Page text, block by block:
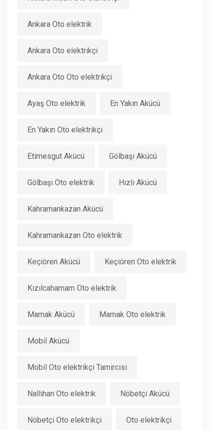
Ankara Oto elektrik
Ankara Oto elektrikçi
Ankara Oto Oto elektrikçi
Ayaş Oto elektrik En Yakın Akücü
En Yakın Oto elektrikçi
Etimesgut Akücü Gölbaşı Akücü
Gölbaşı Oto elektrik Hızlı Akücü
Kahramankazan Akücü
Kahramankazan Oto elektrik
Keçiören Akücü Keçiören Oto elektrik
Kızılcahamam Oto elektrik
Mamak Akücü Mamak Oto elektrik
Mobil Akücü
Mobil Oto elektrikçi Tamircisi
Nallıhan Oto elektrik Nöbetçi Akücü
Nöbetçi Oto elektrikçi Oto elektrikçi